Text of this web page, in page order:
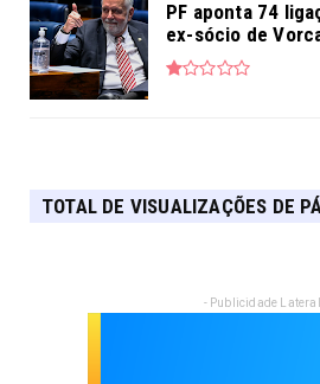
PF aponta 74
ex-sócio de
TOTAL DE VISUALIZAÇÕES DE
- Publicidade